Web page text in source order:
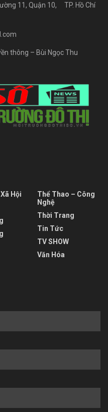
11, Quận 10, TP. Hồ Chí
thông – Bùi Ngọc Thu
Hội
Thể Thao – Công
Nghệ
Thời Trang
Tin Tức
TV SHOW
Văn Hóa